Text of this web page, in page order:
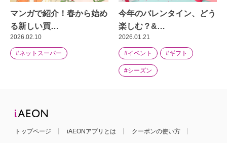
マンガで紹介！春から始め
る新しい買…
2026.02.10
#ネットスーパー
今年のバレンタイン、どう
楽しむ？&…
2026.01.21
#イベント #ギフト
#シーズン
トップページ iAEONアプリとは クーポンの使い方